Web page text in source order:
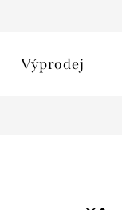
Výprodej